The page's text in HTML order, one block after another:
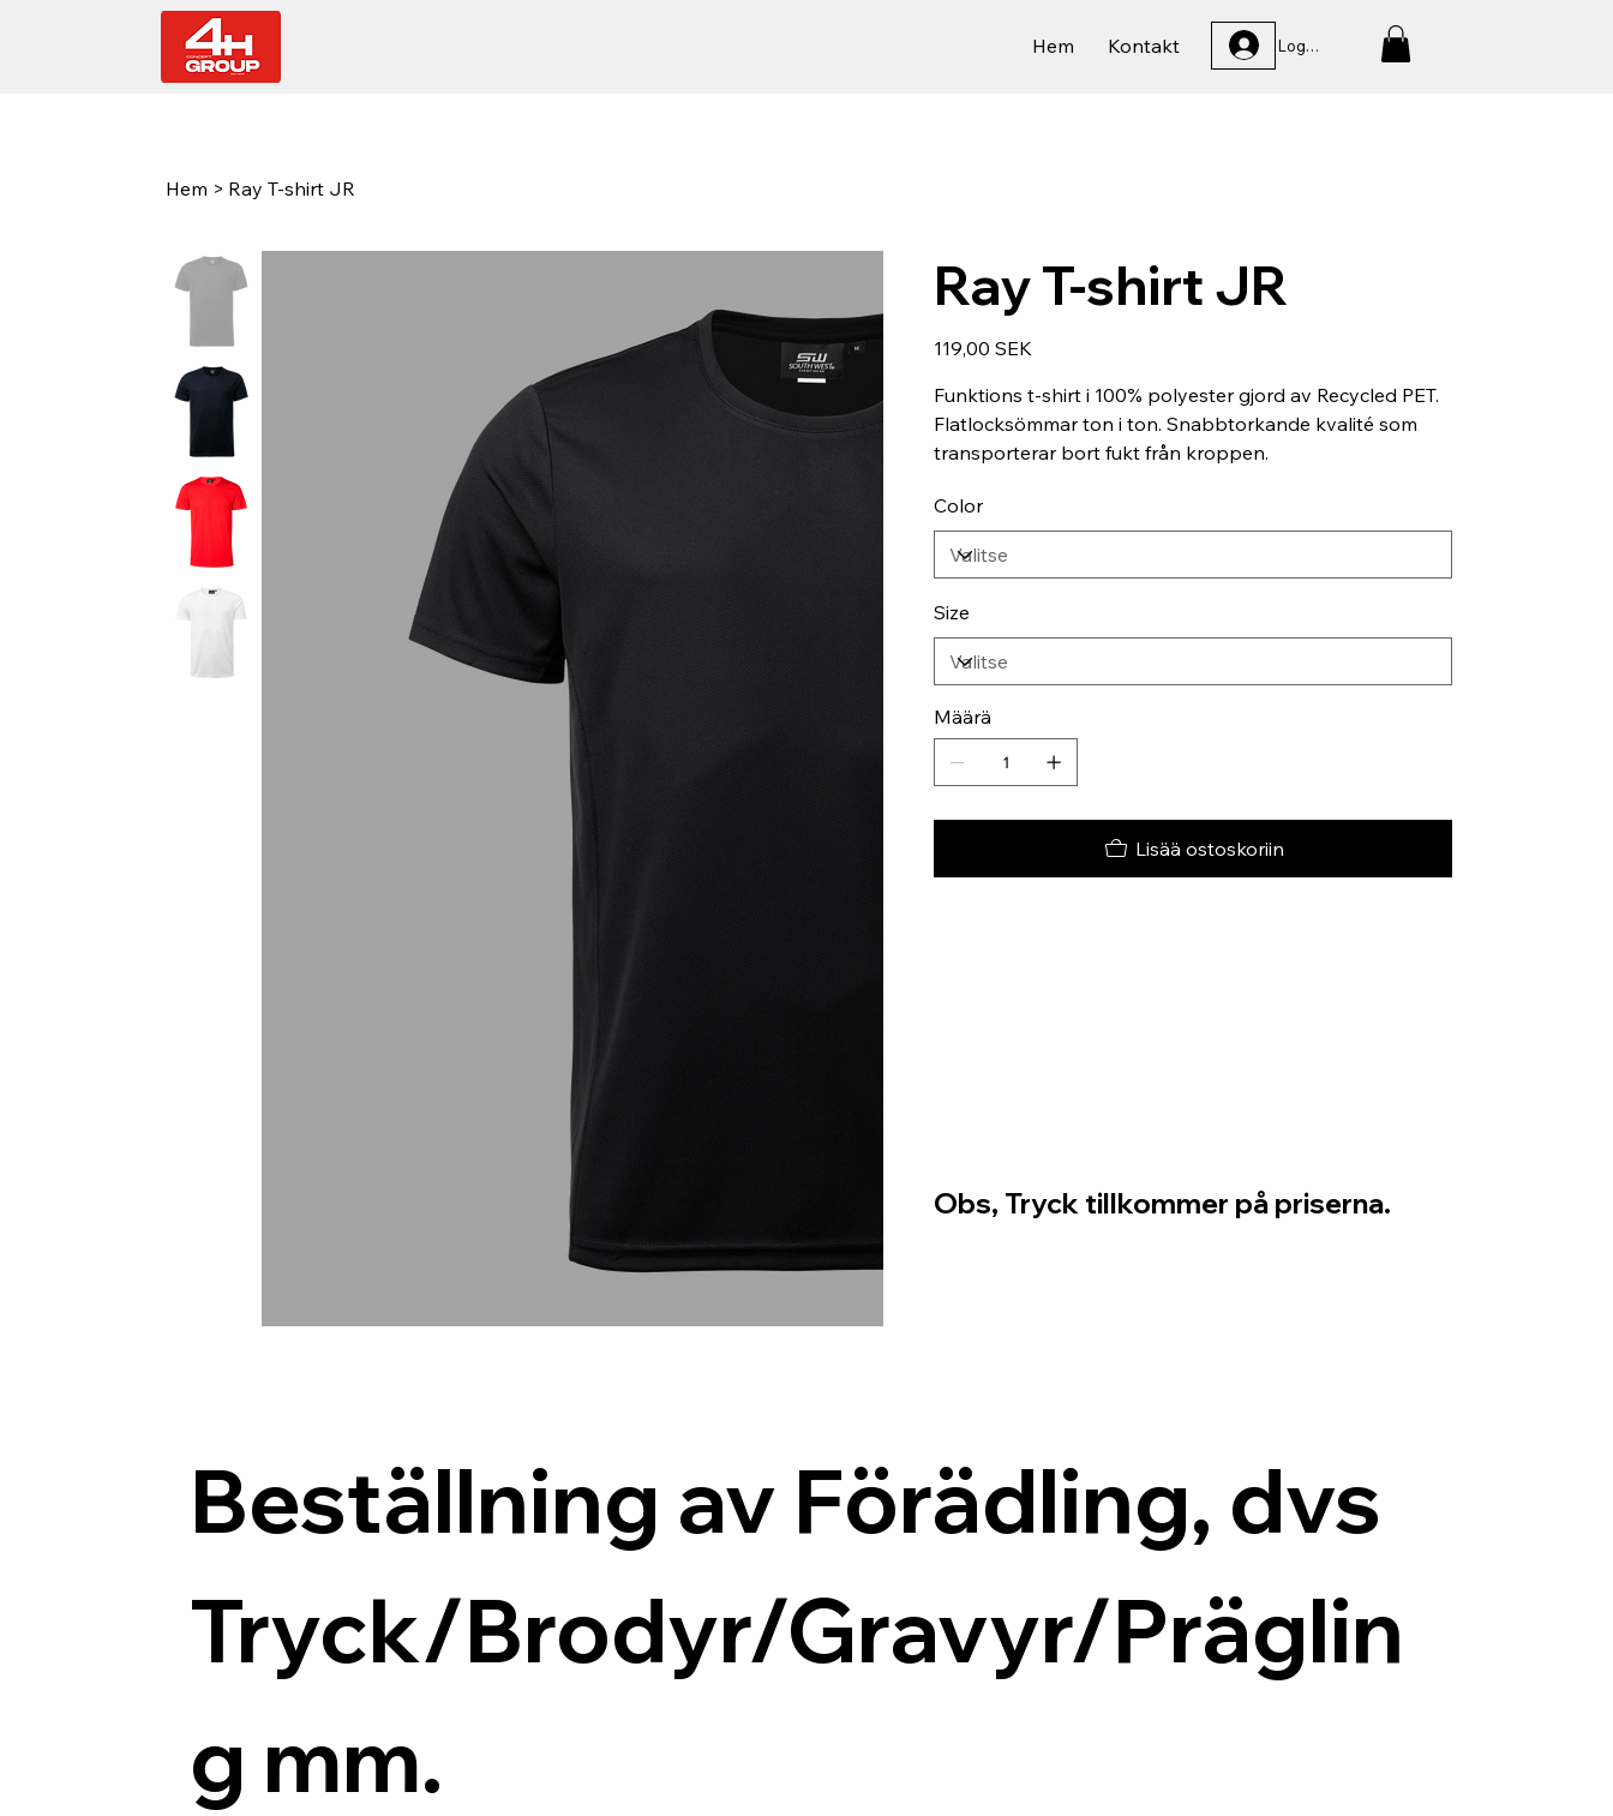
Hem Kontakt Logga In
Hem > Ray T-shirt JR
Ray T-shirt JR
Hinta
119,00 SEK
Funktions t-shirt i 100% polyester gjord av Recycled PET.
Flatlocksömmar ton i ton. Snabbtorkande kvalité som
transporterar bort fukt från kroppen.
Color
Size
Määrä
Lisää ostoskoriin
Obs, Tryck tillkommer på priserna.
Beställning av Förädling, dvs
Tryck/Brodyr/Gravyr/Präglin
g mm.